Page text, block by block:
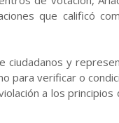
que calificó
ciudadanos y
para verificar o
a los